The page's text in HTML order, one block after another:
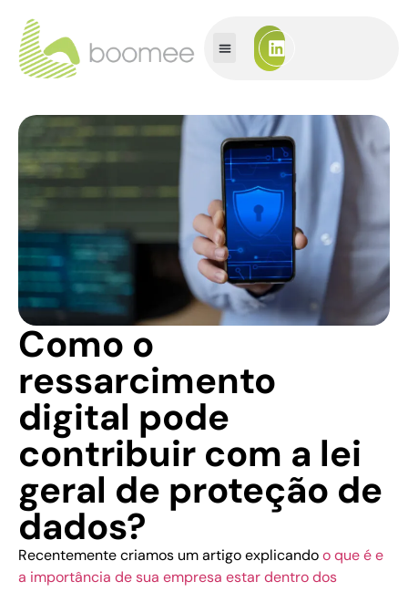
Como o
ressarcimento
digital pode
contribuir com a lei
geral de proteção de
dados?
Recentemente criamos um artigo explicandoo que é e
a importância de sua empresa estar dentro dos